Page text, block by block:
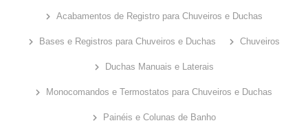
Acabamentos de Registro para Chuveiros e Duchas
Bases e Registros para Chuveiros e Duchas Chuveiros
Duchas Manuais e Laterais
Monocomandos e Termostatos para Chuveiros e Duchas
Painéis e Colunas de Banho